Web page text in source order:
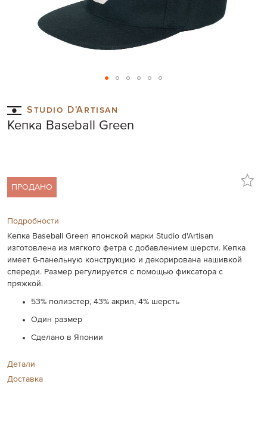
to
the
beginning
gallery
Studio D'Artisan
Кепка Baseball Green
ПРОДАНО
Подробности
Кепка Baseball Green японской марки Studio d'Artisan
изготовлена из мягкого фетра с добавлением шерсти. Кепка
имеет 6-панельную конструкцию и декорирована нашивкой
спереди. Размер регулируется с помощью фиксатора с
пряжкой.
53% полиэстер, 43% акрил, 4% шерсть
Один размер
Сделано в Японии
Детали
Доставка